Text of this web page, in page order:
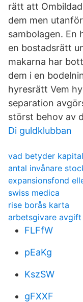
rätt att
dem men
sambolagen. En
en bostadsrätt
makarna har
dem i en
hyresrätt Vem
separation
störst behov av
Di guldklubban
vad betyder
antal invånare
expansionsfond
swiss medica
rise borås karta
arbetsgivare avgift
FLFfW
pEaKg
KszSW
gFXXF